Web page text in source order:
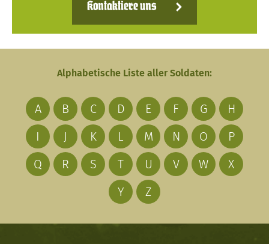
Kontaktiere uns
Alphabetische Liste aller Soldaten:
A B C D E F G
H
I
J K L M N O
P
Q
R S T U V W
X
Y
Z